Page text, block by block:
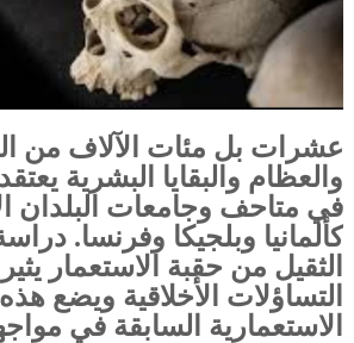
عشرات بل مئات الآلاف من
والعظام والبقايا البشرية
في متاحف وجامعات البلدان
كألمانيا وبلجيكا وفرنسا.
الثقيل من حقبة الاستعمار
التساؤلات الأخلاقية ويضع
الاستعمارية السابقة في